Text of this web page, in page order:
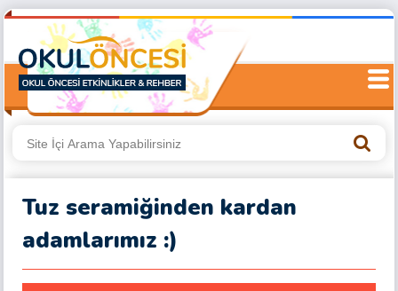
Tuz seramiğinden kardan
adamlarımız :)